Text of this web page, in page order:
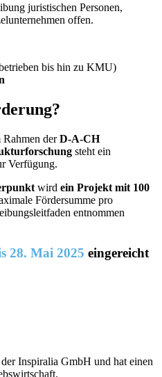
juristischen Personen,
offen.
bis hin zu KMU)
Rahmen derD-A-CH
steht ein
Verfügung.
wird ein Projekt mit 100
Fördersumme pro
entnommen
28. Mai 2025 eingereicht
Inspiralia GmbH und hat einen